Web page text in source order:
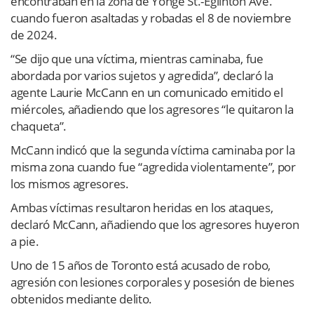
cuando fueron asaltadas y robadas el 8 de noviembre
de 2024.
“Se dijo que una víctima, mientras caminaba, fue
abordada por varios sujetos y agredida”, declaró la
agente Laurie McCann en un comunicado emitido el
miércoles, añadiendo que los agresores “le quitaron la
chaqueta”.
McCann indicó que la segunda víctima caminaba por la
misma zona cuando fue “agredida violentamente”, por
los mismos agresores.
Ambas víctimas resultaron heridas en los ataques,
declaró McCann, añadiendo que los agresores huyeron
a pie.
Uno de 15 años de Toronto está acusado de robo,
agresión con lesiones corporales y posesión de bienes
obtenidos mediante delito.